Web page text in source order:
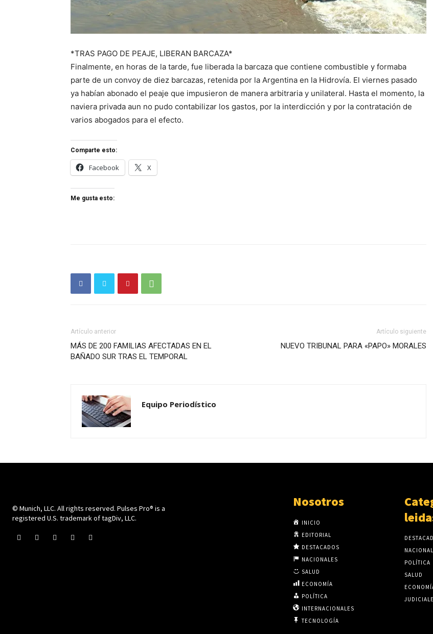
*TRAS PAGO DE PEAJE, LIBERAN BARCAZA*
Finalmente, en horas de la tarde, fue liberada la barcaza que contiene combustible y formaba
parte de un convoy de diez barcazas, retenida por la Argentina en la Hidrovía. El viernes pasado
ya habían abonado el peaje que impusieron de manera arbitraria y unilateral. Hasta el momento, la
naviera privada aun no pudo contabilizar los gastos, por la interdicción y por la contratación de
varios abogados para el efecto.
Comparte esto:
Facebook X
Me gusta esto:
Artículo anterior
MÁS DE 200 FAMILIAS AFECTADAS EN EL
BAÑADO SUR TRAS EL TEMPORAL
Artículo siguiente
NUEVO TRIBUNAL PARA «PAPO» MORALES
Equipo Periodístico
© Munich, LLC. All rights reserved. Pulses Pro® is a
registered U.S. trademark of tagDiv, LLC.
Nosotros
INICIO
EDITORIAL
DESTACADOS
NACIONALES
SALUD
ECONOMÍA
POLÍTICA
INTERNACIONALES
TECNOLOGÍA
POLÍTICA
SALUD